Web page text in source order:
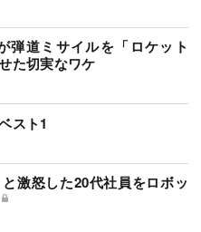
道ミサイルを「ロケット
た切実なワケ
スト1
激怒した20代社員をロボッ